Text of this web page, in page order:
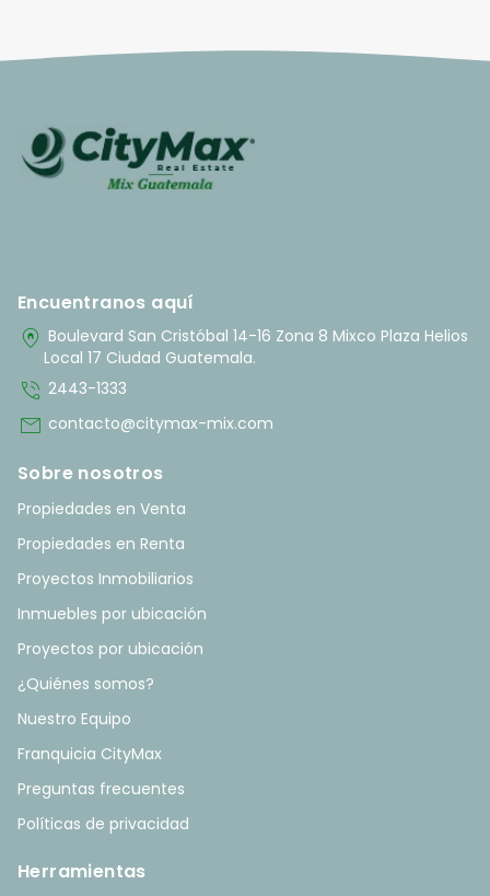
Encuentranos aquí
home_pin Boulevard San Cristóbal 14-16 Zona 8 Mixco Plaza Helios
Local 17 Ciudad Guatemala.
phone_in_talk 2443-1333
mail contacto@citymax-mix.com
Sobre nosotros
Propiedades en Venta
Propiedades en Renta
Proyectos Inmobiliarios
Inmuebles por ubicación
Proyectos por ubicación
¿Quiénes somos?
Nuestro Equipo
Franquicia CityMax
Preguntas frecuentes
Políticas de privacidad
Herramientas